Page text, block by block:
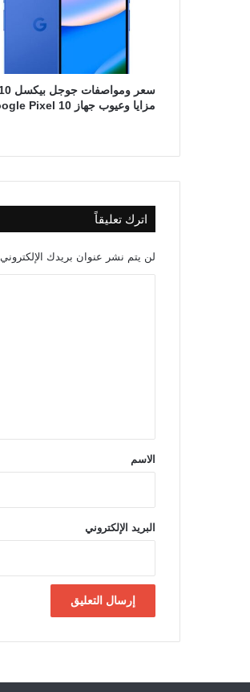
مزايا وعيوب جهاز Google Pixel 10
اترك تعليقاً
لن يتم نشر عنوان بريدك الإلكتروني.
*الاسم
البريد الإلكتروني